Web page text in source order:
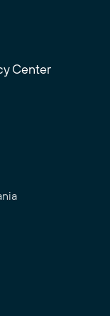
Center